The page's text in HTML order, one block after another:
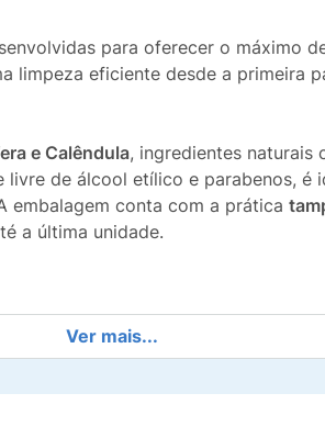
para oferecer o máximo
limpeza eficiente desde a primeira
e Calêndula, ingredientes naturais
livre de álcool etílico e parabenos, é
embalagem conta com a prática
a última unidade.
Ver mais...